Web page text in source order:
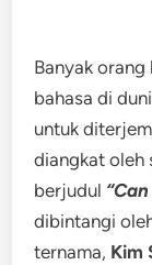
Banyak
bahasa di
untuk
diangkat oleh
berjudul
dibintangi
ternama, Kim